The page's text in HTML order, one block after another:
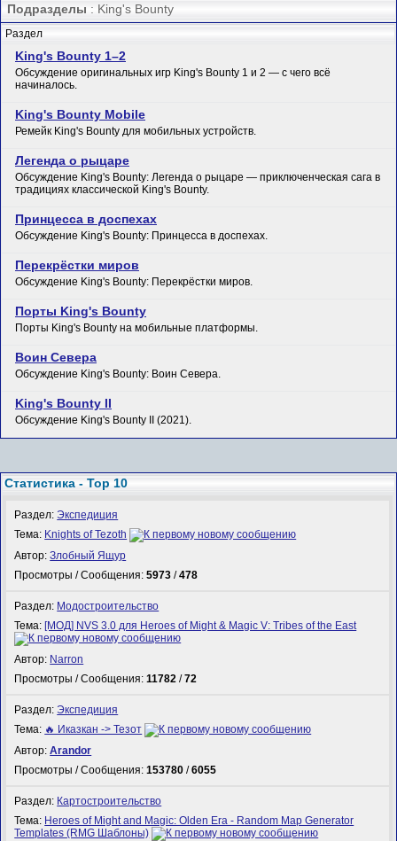
Подразделы : King's Bounty
Раздел
King's Bounty 1–2
Обсуждение оригинальных игр King's Bounty 1 и 2 — с чего всё
начиналось.
King's Bounty Mobile
Ремейк King's Bounty для мобильных устройств.
Легенда о рыцаре
Обсуждение King's Bounty: Легенда о рыцаре — приключенческая сага в
традициях классической King's Bounty.
Принцесса в доспехах
Обсуждение King's Bounty: Принцесса в доспехах.
Перекрёстки миров
Обсуждение King's Bounty: Перекрёстки миров.
Порты King's Bounty
Порты King's Bounty на мобильные платформы.
Воин Севера
Обсуждение King's Bounty: Воин Севера.
King's Bounty II
Обсуждение King's Bounty II (2021).
Статистика - Top 10
Раздел:Экспедиция
Тема: Knights of Tezoth
Автор:Злобный Ящур
Просмотры / Сообщения:5973 /478
Раздел: Модостроительство
Тема: [МОД] NVS 3.0 для Heroes of Might & Magic V: Tribes of the East
Автор: Narron
Просмотры / Сообщения:11782 /72
Раздел:Экспедиция
Тема: 🔥 Иказкан -> Тезот
Автор:Arandor
Просмотры / Сообщения:153780 /6055
Раздел: Картостроительство
Тема: Heroes of Might and Magic: Olden Era - Random Map Generator
Templates (RMG Шаблоны)